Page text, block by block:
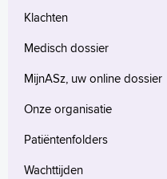
Klachten
Medisch dossier
MijnASz, uw online dossier
Onze organisatie
Patiëntenfolders
Wachttijden